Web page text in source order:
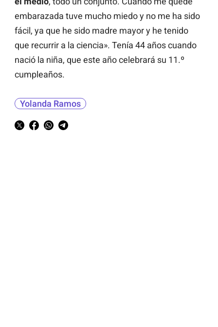
embarazada tuve mucho miedo y no me ha sido
fácil, ya que he sido madre mayor y he tenido
que recurrir a la ciencia». Tenía 44 años cuando
nació la niña, que este año celebrará su 11.º
cumpleaños.
Yolanda Ramos